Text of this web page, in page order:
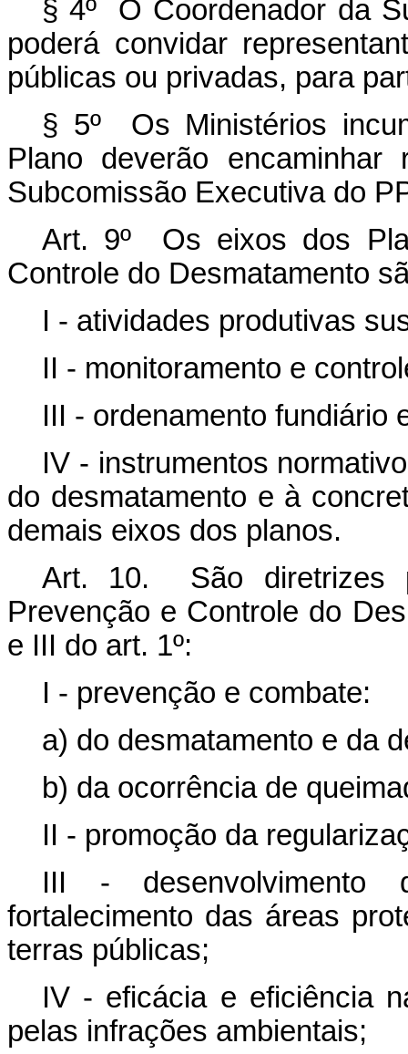
§ 4º O Coordenador da
poderá convidar
públicas ou privadas, para
§ 5º Os Ministérios
Plano deverão
Subcomissão Executiva do
Art. 9º Os eixos dos
Controle do Desmatamento
I - atividades produtivas
II - monitoramento e
III - ordenamento fundiário
IV - instrumentos
do desmatamento e à
demais eixos dos planos.
Art. 10. São diretrizes
Prevenção e Controle do
e III do art. 1º:
I - prevenção e combate:
a) do desmatamento e da
b) da ocorrência de
II - promoção da
III - desenvolvimento
fortalecimento das áreas
terras públicas;
IV - eficácia e eficiência
pelas infrações ambientais;